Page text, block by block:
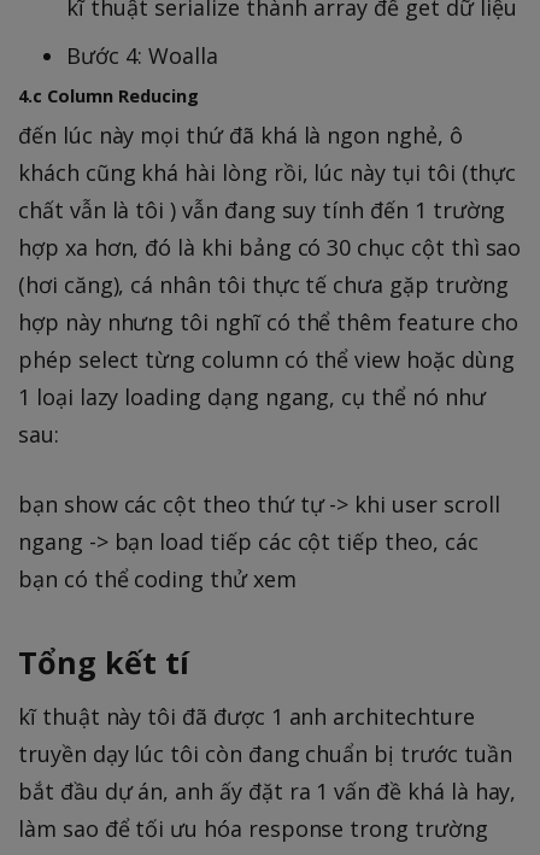
kĩ thuật serialize thành array để get dữ liệu
Bước 4: Woalla
4.c Column Reducing
đến lúc này mọi thứ đã khá là ngon nghẻ, ô
khách cũng khá hài lòng rồi, lúc này tụi tôi (thực
chất vẫn là tôi ) vẫn đang suy tính đến 1 trường
hợp xa hơn, đó là khi bảng có 30 chục cột thì sao
(hơi căng), cá nhân tôi thực tế chưa gặp trường
hợp này nhưng tôi nghĩ có thể thêm feature cho
phép select từng column có thể view hoặc dùng
1 loại lazy loading dạng ngang, cụ thể nó như
sau:
bạn show các cột theo thứ tự -> khi user scroll
ngang -> bạn load tiếp các cột tiếp theo, các
bạn có thể coding thử xem
Tổng kết tí
kĩ thuật này tôi đã được 1 anh architechture
truyền dạy lúc tôi còn đang chuẩn bị trước tuần
bắt đầu dự án, anh ấy đặt ra 1 vấn đề khá là hay,
làm sao để tối ưu hóa response trong trường